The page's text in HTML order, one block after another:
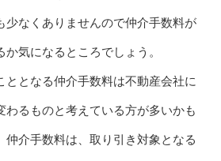
少なくありませんので仲介手数料が
気になるところでしょう。
ととなる仲介手数料は不動産会社に
わるものと考えている方が多いかも
仲介手数料は、取り引き対象となる